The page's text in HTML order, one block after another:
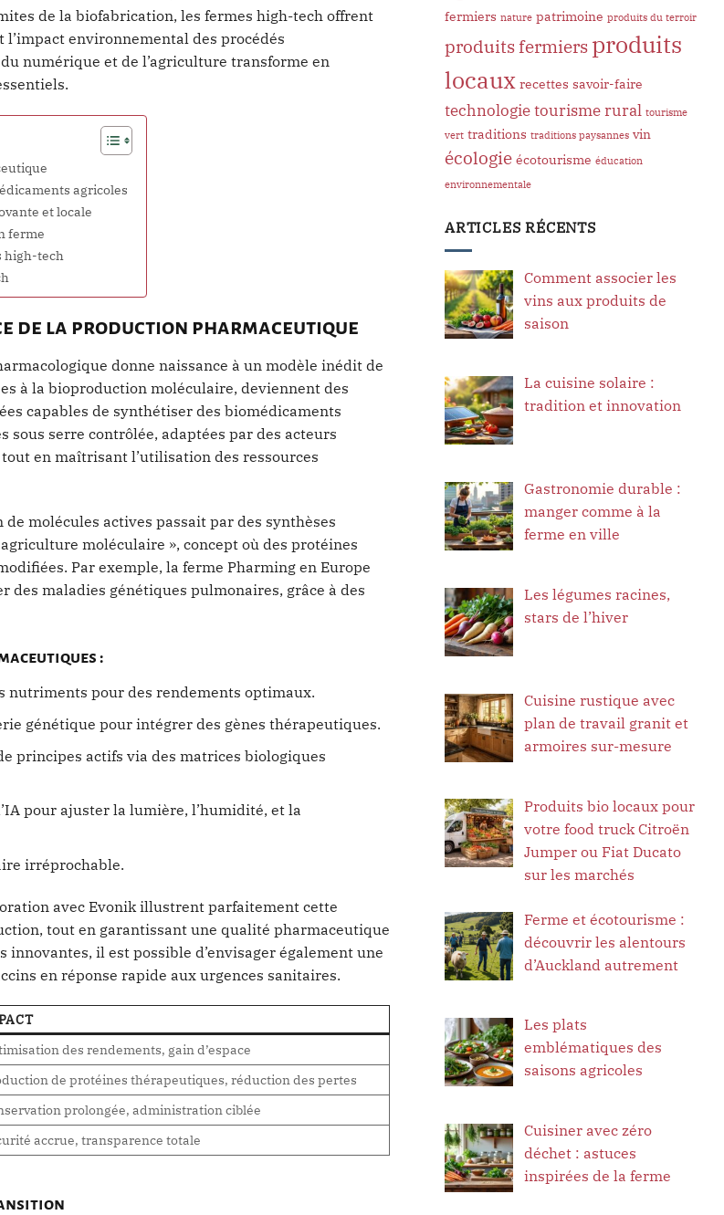
de la biofabrication, les fermes high-tech offrent
environnemental des procédés
numérique et de l’agriculture transforme en
agricoles
et locale
ferme
high-tech
de la production pharmaceutique
donne naissance à un modèle inédit de
à la bioproduction moléculaire, deviennent des
capables de synthétiser des biomédicaments
sous serre contrôlée, adaptées par des acteurs
en maîtrisant l’utilisation des ressources
molécules actives passait par des synthèses
moléculaire », concept où des protéines
Par exemple, la ferme Pharming en Europe
maladies génétiques pulmonaires, grâce à des
:
nutriments pour des rendements optimaux.
génétique pour intégrer des gènes thérapeutiques.
principes actifs via des matrices biologiques
pour ajuster la lumière, l’humidité, et la
irréprochable.
avec Evonik illustrent parfaitement cette
tout en garantissant une qualité pharmaceutique
il est possible d’envisager également une
en réponse rapide aux urgences sanitaires.
des rendements, gain d’espace
de protéines thérapeutiques, réduction des pertes
prolongée, administration ciblée
accrue, transparence totale
fermiers nature patrimoine produits du terroir
produits fermiers produits
locaux recettes savoir-faire
technologietourisme rural tourisme
vert traditions traditions paysannes vin
écologie écotourisme éducation
environnementale
ARTICLES RÉCENTS
Comment associer les
vins aux produits de
saison
La cuisine solaire :
tradition et innovation
Gastronomie durable :
manger comme à la
ferme en ville
Les légumes racines,
stars de l’hiver
Cuisine rustique avec
plan de travail granit et
armoires sur-mesure
Produits bio locaux pour
votre food truck Citroën
Jumper ou Fiat Ducato
sur les marchés
Ferme et écotourisme :
découvrir les alentours
d’Auckland autrement
Les plats
emblématiques des
saisons agricoles
Cuisiner avec zéro
déchet : astuces
inspirées de la ferme